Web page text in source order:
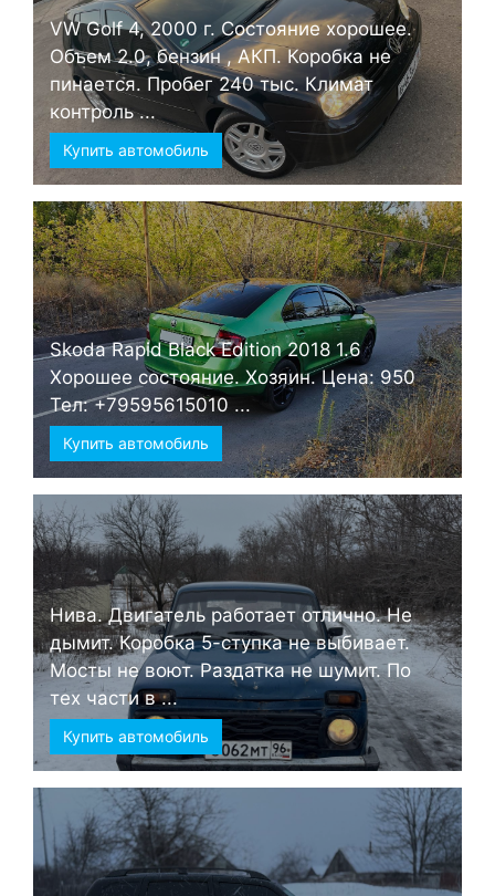
VW Golf 4, 2000 г. Состояние хорошее.
Объем 2.0, бензин , АКП. Коробка не
пинается. Пробег 240 тыс. Климат
контроль ...
Купить автомобиль
Skoda Rapid Black Edition 2018 1.6
Хорошее состояние. Хозяин. Цена: 950
Тел: +79595615010 ...
Купить автомобиль
Нива. Двигатель работает отлично. Не
дымит. Коробка 5-ступка не выбивает.
Мосты не воют. Раздатка не шумит. По
тех части в ...
Купить автомобиль